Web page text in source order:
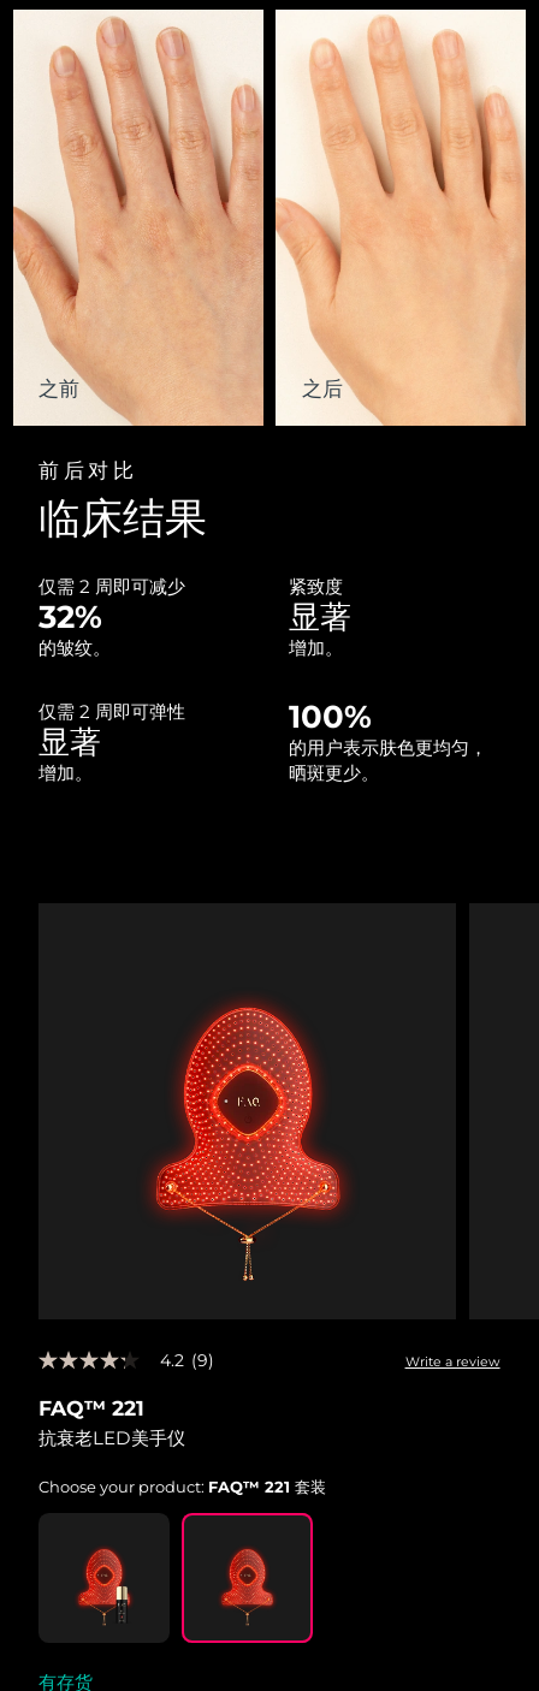
之前 之后
前后对比
临床结果
仅需 2 周即可减少
32%
的皱纹。
紧致度
显著
增加。
仅需 2 周即可弹性
显著
增加。
100%
的用户表示肤色更均匀，
晒斑更少。
4.2
of
5
stars,
rating
Read
Reviews.
Same
page
4.2 (9) Write a review
FAQ™ 221
抗衰老LED美手仪
Choose your product: FAQ™ 221 套装
有存货
ESPADA™ 设备
All acne treatment devices
眼部护理设备
All revitalizing eye massagers
KIWI™ 皮肤护理
Advanced pore care essentials
LUNA™ Dual-Peptide Scalp
Serum
For healthy hair
issa™ Teeth Whitening Gel
18% PAP
护肤品 男士
全部购买
FOREO APP
关于我们
预计送达日期
以色列 预计送达日期 8/12/26
意大利 预计送达日期 8/8/26
日本 预计送达日期 8/11/26
泽西岛 预计送达日期
哈萨克斯坦
科威特
拉脱维亚 预计送达日期
黎巴嫩
立陶宛
卢森堡
中国澳门特别行政区
马来西亚
马耳他 预计送达日期8/8/26
波多黎各 预计送达日期8/10/26
留尼汪
罗马尼亚
俄罗斯
沙特阿拉伯